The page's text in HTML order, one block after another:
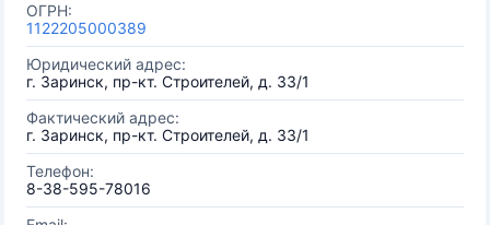
ОГРН:
1122205000389
Юридический адрес:
г. Заринск, пр-кт. Строителей, д. 33/1
Фактический адрес:
г. Заринск, пр-кт. Строителей, д. 33/1
Телефон:
8-38-595-78016